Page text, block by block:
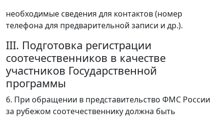
необходимые сведения для контактов (номер
телефона для предварительной записи и др.).
III. Подготовка регистрации
соотечественников в качестве
участников Государственной
программы
6. При обращении в представительство ФМС России
за рубежом соотечественнику должна быть